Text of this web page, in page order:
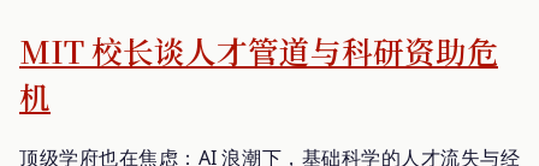
MIT 校长谈人才管道与科研资助危
机
顶级学府也在焦虑：AI 浪潮下，基础科学的人才流失与经